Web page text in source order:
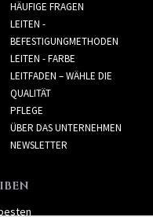
HÄUFIGE FRAGEN
LEITEN -
BEFESTIGUNGMETHODEN
LEITEN - FARBE
LEITFADEN – WÄHLE DIE
QUALITÄT
PFLEGE
ÜBER DAS UNTERNEHMEN
NEWSLETTER